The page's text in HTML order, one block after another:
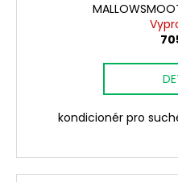
kondicionér pro